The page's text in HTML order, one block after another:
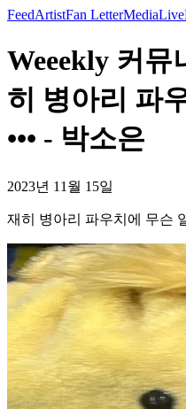
FeedArtistFan LetterMediaLive
Weeekly 커뮤
히 병아리 파
••• - 박소은
2023년 11월 15일
재히 병아리 파우치에 무슨